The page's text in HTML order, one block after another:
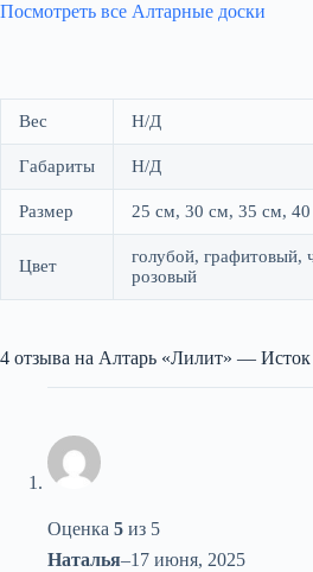
Посмотреть все Алтарные доски
Вес Н/Д
Габариты Н/Д
Размер 25 см, 30 см, 35 см,
Цвет
голубой, графитовый,
розовый
4 отзыва на Алтарь «Лилит» —
Оценка 5 из 5
Наталья–17 июня, 2025